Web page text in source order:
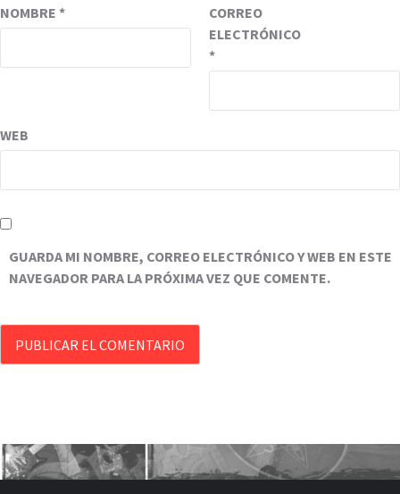
NOMBRE *
CORREO
ELECTRÓNICO
*
WEB
GUARDA MI NOMBRE, CORREO ELECTRÓNICO Y WEB EN ESTE
NAVEGADOR PARA LA PRÓXIMA VEZ QUE COMENTE.